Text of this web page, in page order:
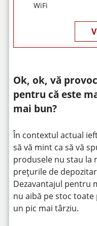
WiFi
Ok, ok, vă
pentru că este
mai bun?
În contextul actual
să vă mint ca să vă
produsele nu stau la
prețurile de
Dezavantajul pentru
nu aibă pe stoc
un pic mai târziu.